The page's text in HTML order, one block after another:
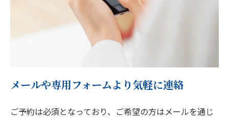
メールや専用フォームより気軽に連絡
ご予約は必須となっており、ご希望の方はメールを通じ